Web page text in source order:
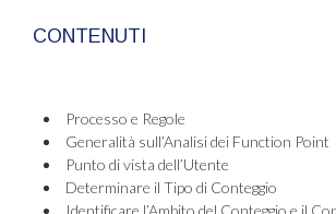
CONTENUTI
Processo e Regole
Generalità sull’Analisi dei Function Point
Punto di vista dell’Utente
Determinare il Tipo di Conteggio
Identificare l’Ambito del Conteggio e il